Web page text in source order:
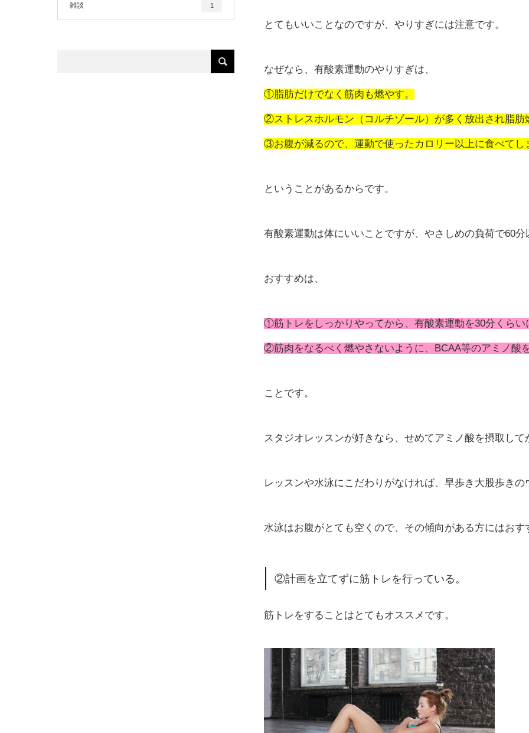
とてもいいことなのですが、やりすぎには注意です。
なぜなら、有酸素運動のやりすぎは、
①脂肪だけでなく筋肉も燃やす。
②ストレスホルモン（コルチゾール）が多く放出され脂
③お腹が減るので、運動で使ったカロリー以上に食べてし
ということがあるからです。
有酸素運動は体にいいことですが、やさしめの負荷で60
おすすめは、
①筋トレをしっかりやってから、有酸素運動を30分くらい
②筋肉をなるべく燃やさないように、BCAA等のアミノ酸
ことです。
スタジオレッスンが好きなら、せめてアミノ酸を摂取し
レッスンや水泳にこだわりがなければ、早歩き大股歩き
水泳はお腹がとても空くので、その傾向がある方にはおす
②計画を立てずに筋トレを行っている。
筋トレをすることはとてもオススメです。
雑談 1